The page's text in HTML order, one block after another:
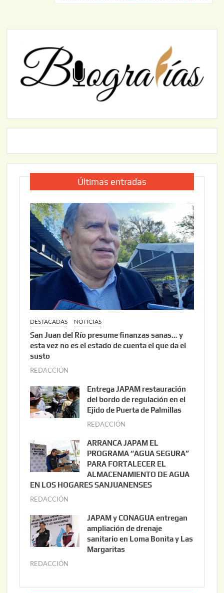
Últimas entradas
DESTACADAS NOTICIAS
San Juan del Río presume finanzas sanas… y
esta vez no es el estado de cuenta el que da el
susto
REDACCIÓN
o
s
t
3
,
2
0
Entrega JAPAM restauración
del bordo de regulación en el
Ejido de Puerta de Palmillas
REDACCIÓN
i
o
2
2
0
ARRANCA JAPAM EL
PROGRAMA “AGUA SEGURA”
PARA FORTALECER EL
ALMACENAMIENTO DE AGUA
EN LOS HOGARES SANJUANENSES
REDACCIÓN
l
i
o
,
JAPAM y CONAGUA entregan
ampliación de drenaje
sanitario en Loma Bonita y Las
Margaritas
REDACCIÓN
l